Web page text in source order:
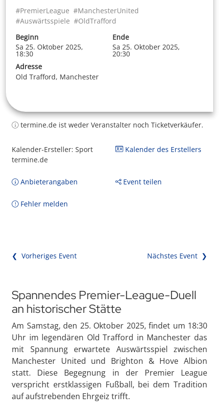
#PremierLeague #ManchesterUnited
#Auswärtsspiele #OldTrafford
Beginn
Sa 25. Oktober 2025,
18:30
Ende
Sa 25. Oktober 2025,
20:30
Adresse
Old Trafford, Manchester
termine.de ist weder Veranstalter noch Ticketverkäufer.
Kalender-Ersteller: Sport
termine.de
Kalender des Erstellers
Anbieterangaben Event teilen
Fehler melden
❮ Vorheriges Event Nächstes Event ❯
Spannendes Premier-League-Duell
an historischer Stätte
Am Samstag, den 25. Oktober 2025, findet um 18:30
Uhr im legendären Old Trafford in Manchester das
mit Spannung erwartete Auswärtsspiel zwischen
Manchester United und Brighton & Hove Albion
statt. Diese Begegnung in der Premier League
verspricht erstklassigen Fußball, bei dem Tradition
auf aufstrebenden Ehrgeiz trifft.